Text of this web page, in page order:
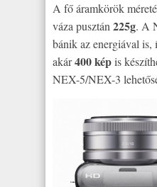
A fő áramkörök
váza pusztán 225g. A
bánik az energiával is,
akár400 képis
NEX-5/NEX-3